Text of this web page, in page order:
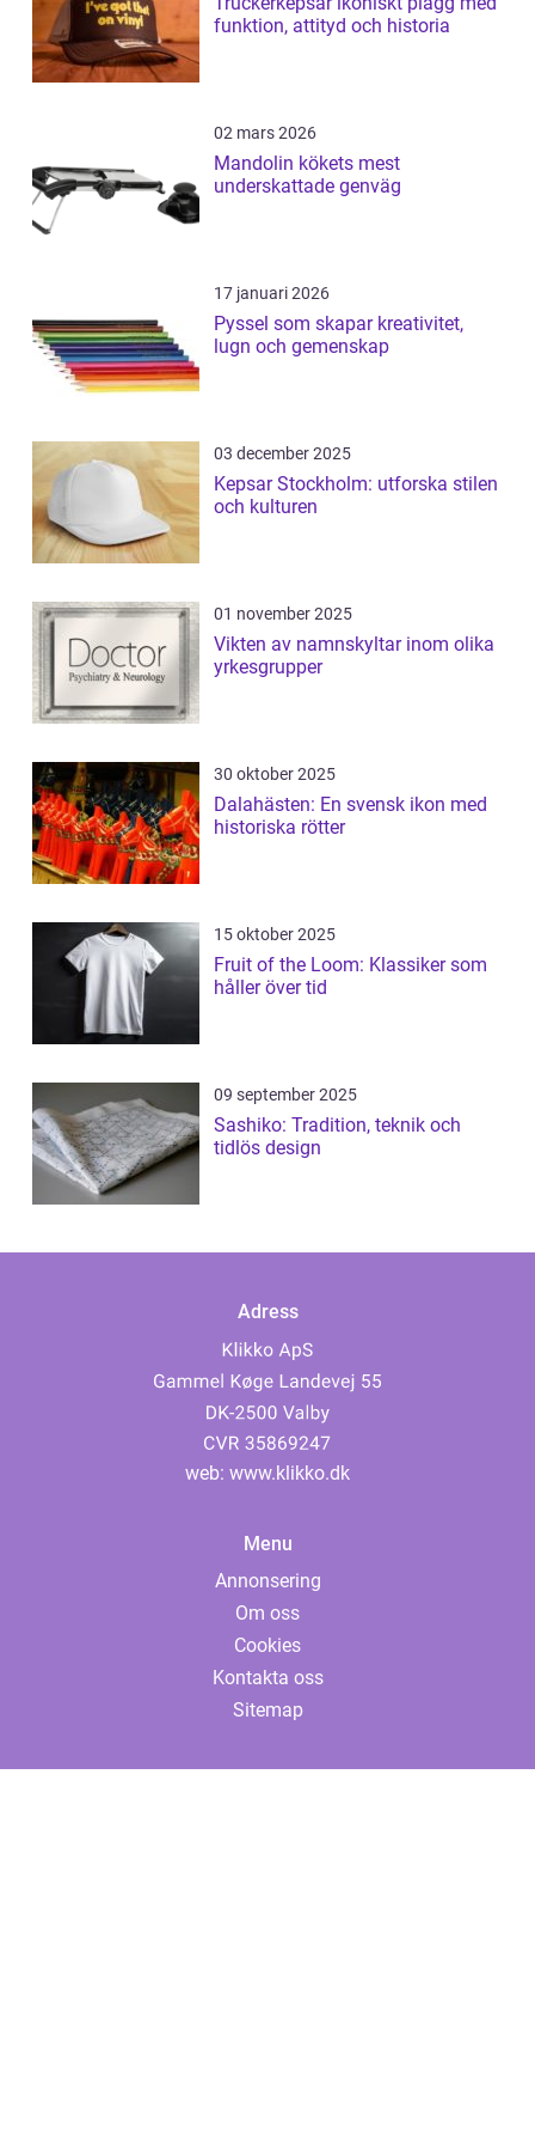
funktion, attityd och historia
02 mars 2026
Mandolin kökets mest
underskattade genväg
17 januari 2026
Pyssel som skapar kreativitet,
lugn och gemenskap
03 december 2025
Kepsar Stockholm: utforska stilen
och kulturen
01 november 2025
Vikten av namnskyltar inom olika
yrkesgrupper
30 oktober 2025
Dalahästen: En svensk ikon med
historiska rötter
15 oktober 2025
Fruit of the Loom: Klassiker som
håller över tid
09 september 2025
Sashiko: Tradition, teknik och
tidlös design
Adress
web: www.klikko.dk
Menu
Annonsering
Om oss
Cookies
Kontakta oss
Sitemap